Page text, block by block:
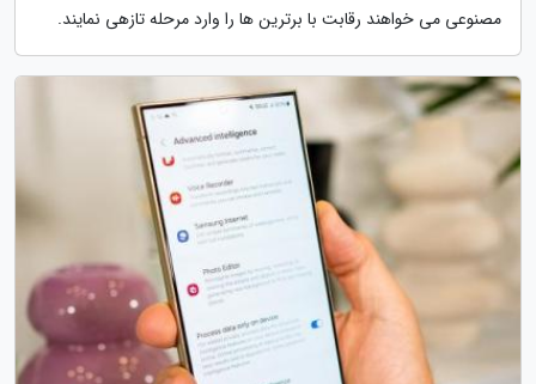
مصنوعی می خواهند رقابت با برترین ها را وارد مرحله تازهی نمایند.